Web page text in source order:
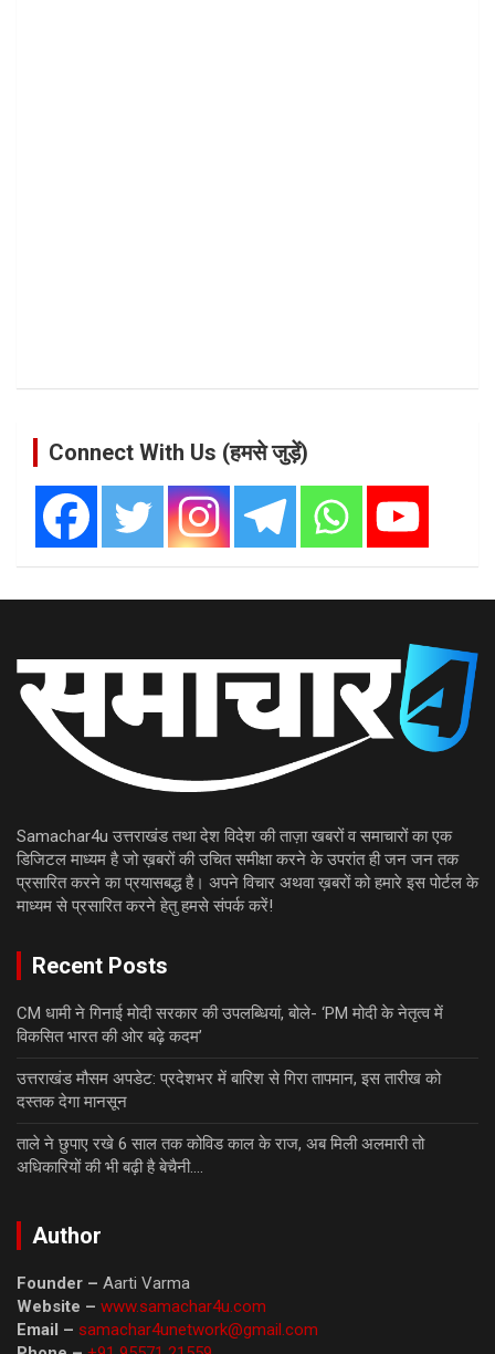
Connect With Us (हमसे जुड़ें)
Samachar4u उत्तराखंड तथा देश विदेश की ताज़ा खबरों व समाचारों का एक
डिजिटल माध्यम है जो ख़बरों की उचित समीक्षा करने के उपरांत ही जन जन तक
प्रसारित करने का प्रयासबद्ध है। अपने विचार अथवा ख़बरों को हमारे इस पोर्टल के
माध्यम से प्रसारित करने हेतु हमसे संपर्क करें!
Recent Posts
CM धामी ने गिनाई मोदी सरकार की उपलब्धियां, बोले- ‘PM मोदी के नेतृत्व में
विकसित भारत की ओर बढ़े कदम’
उत्तराखंड मौसम अपडेट: प्रदेशभर में बारिश से गिरा तापमान, इस तारीख को
दस्तक देगा मानसून
ताले ने छुपाए रखे 6 साल तक कोविड काल के राज, अब मिली अलमारी तो
अधिकारियों की भी बढ़ी है बेचैनी….
Author
Founder – Aarti Varma
Website – www.samachar4u.com
Email – samachar4unetwork@gmail.com